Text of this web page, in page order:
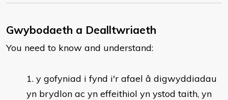
Gwybodaeth a Dealltwriaeth
You need to know and understand:
​y gofyniad i fynd i'r afael â digwyddiadau
yn brydlon ac yn effeithiol yn ystod taith, yn